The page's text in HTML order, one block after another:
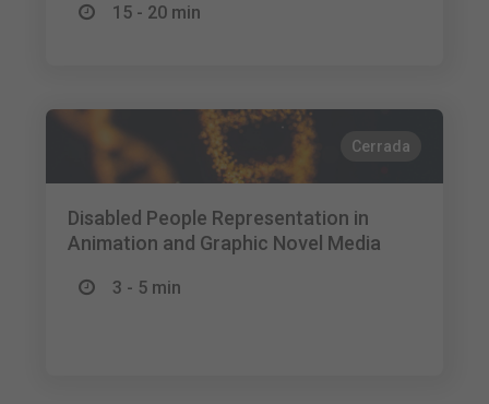
15 - 20 min
Cerrada
Disabled People Representation in
Animation and Graphic Novel Media
3 - 5 min